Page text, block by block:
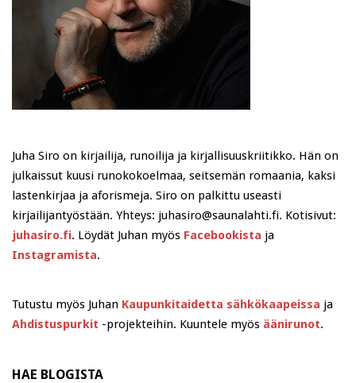
Juha Siro on kirjailija, runoilija ja kirjallisuuskriitikko. Hän on
julkaissut kuusi runokokoelmaa, seitsemän romaania, kaksi
lastenkirjaa ja aforismeja. Siro on palkittu useasti
kirjailijantyöstään. Yhteys: juhasiro@saunalahti.fi. Kotisivut:
juhasiro.fi. Löydät Juhan myös Facebookista ja
Instagramista.
Tutustu myös Juhan Kaupunkitaidetta sähkökaapeissa ja
Ahdistuspurkit -projekteihin. Kuuntele myös äänirunot.
HAE BLOGISTA